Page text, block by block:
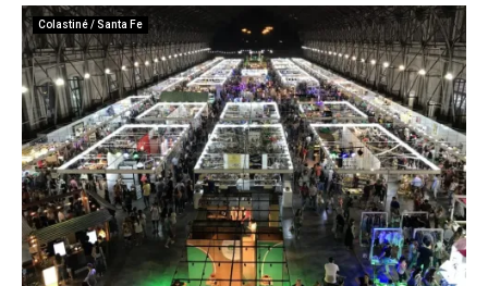
Colastiné / Santa Fe